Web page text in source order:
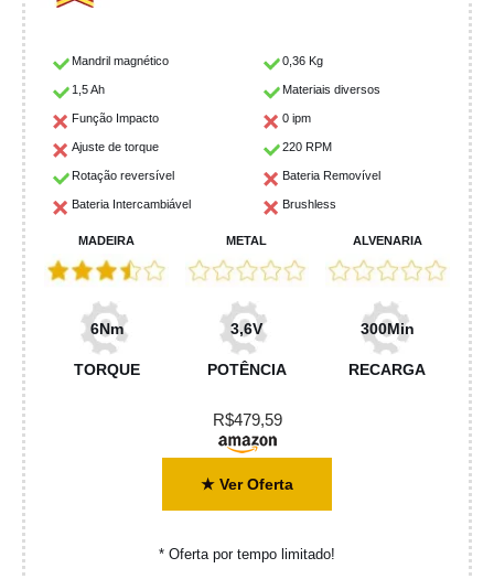
Mandril magnético 0,36 Kg
1,5 Ah Materiais diversos
Função Impacto 0 ipm
Ajuste de torque 220 RPM
Rotação reversível Bateria Removível
Bateria Intercambiável Brushless
MADEIRA METAL ALVENARIA
6Nm
TORQUE
3,6V
POTÊNCIA
300Min
RECARGA
R$479,59
★ Ver Oferta
* Oferta por tempo limitado!